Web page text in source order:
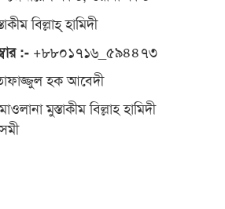
বিল্লাহ্ হামিদী
:- +৮৮০১৭১৬_৫৯৪৪৭৩
হক আবেদী
মুস্তাকীম বিল্লাহ হামিদী